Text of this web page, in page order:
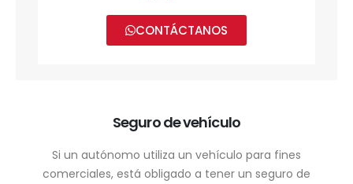
CONTÁCTANOS
Seguro de vehículo
Si un autónomo utiliza un vehículo para fines
comerciales, está obligado a tener un seguro de